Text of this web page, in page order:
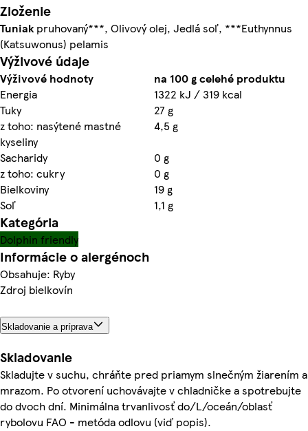
Zloženie
Tuniakpruhovaný***, Olivový olej, Jedlá soľ, ***Euthynnus
(Katsuwonus) pelamis
Výživové údaje
Výživové hodnoty
na 100 g celehé produktu
Energia
1322 kJ / 319 kcal
Tuky
27 g
z toho: nasýtené mastné
kyseliny
4,5 g
Sacharidy
0 g
z toho: cukry
0 g
Bielkoviny
19 g
Soľ
1,1 g
Kategória
Dolphin friendly
Informácie o alergénoch
Obsahuje: Ryby
Zdroj bielkovín
Skladovanie a príprava
Skladovanie
Skladujte v suchu, chráňte pred priamym slnečným žiarením a
mrazom. Po otvorení uchovávajte v chladničke a spotrebujte
do dvoch dní. Minimálna trvanlivosť do/L/oceán/oblasť
rybolovu FAO - metóda odlovu (viď popis).